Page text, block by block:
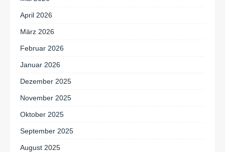
April 2026
März 2026
Februar 2026
Januar 2026
Dezember 2025
November 2025
Oktober 2025
September 2025
August 2025